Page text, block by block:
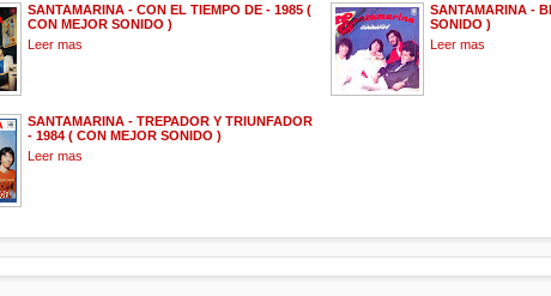
SANTAMARINA - CON EL TIEMPO DE - 1985 (
CON MEJOR SONIDO )
Leer mas
SANTAMARINA -
SONIDO )
Leer mas
SANTAMARINA - TREPADOR Y TRIUNFADOR
- 1984 ( CON MEJOR SONIDO )
Leer mas